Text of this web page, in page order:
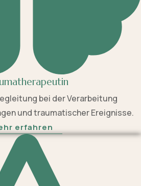
bei der Verarbeitung
und traumatischer Ereignisse.
erfahren